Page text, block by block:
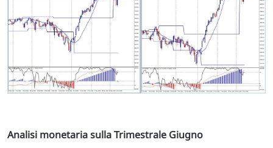
Analisi monetaria sulla Trimestrale Giugno